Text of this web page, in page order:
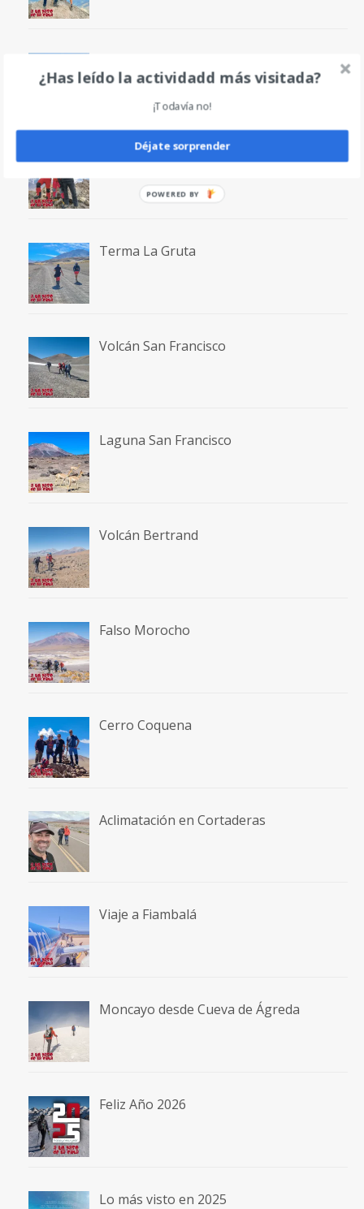
Roya
Volcán Incahuasi
Terma La Gruta
Volcán San Francisco
Laguna San Francisco
Volcán Bertrand
Falso Morocho
Cerro Coquena
Aclimatación en Cortaderas
Viaje a Fiambalá
Moncayo desde Cueva de Ágreda
Feliz Año 2026
Lo más visto en 2025
¿Has leído la actividadd más visitada?
¡Todavía no!
Déjate sorprender
POWERED